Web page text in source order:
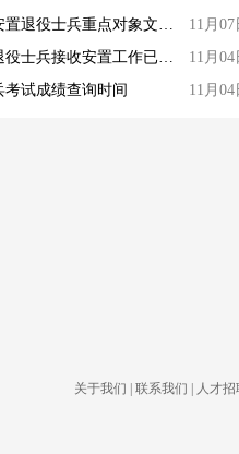
2016年度洛阳市事业单位安置退役士兵重点对象文化基础考试报名系统入口
11月07
2016年郑州市上街区秋季退役士兵接收安置工作已全面展开
11月04
考试成绩查询时间
11月04
关于我们 联系我们 人才招